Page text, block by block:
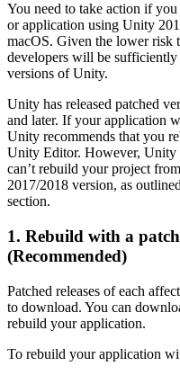
You need to take action if you
or application using Unity
macOS. Given the lower risk
developers will be sufficiently
versions of Unity.
Unity has released patched
and later. If your application
Unity recommends that you
Unity Editor. However, Unity
can’t rebuild your project
2017/2018 version, as
section.
1. Rebuild with a
(Recommended)
Patched releases of each
to download. You can
rebuild your application.
To rebuild your application